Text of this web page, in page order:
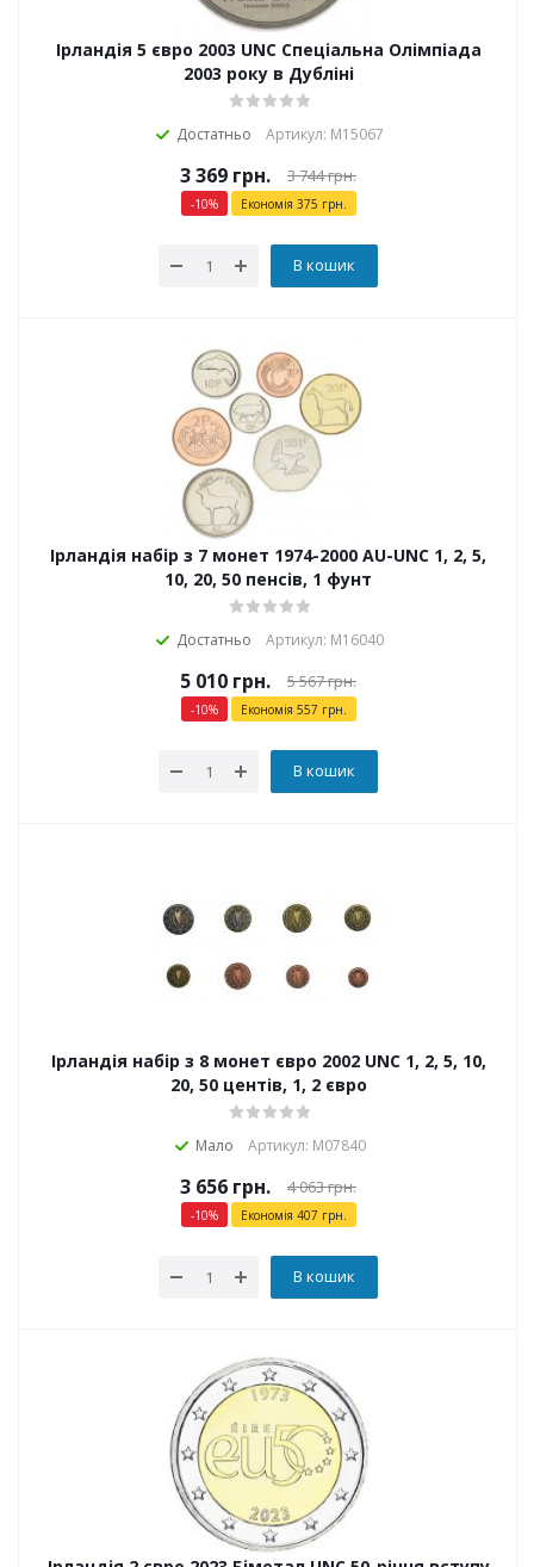
Ірландія 5 євро 2003 UNC Спеціальна Олімпіада
2003 року в Дубліні
Достатньо Артикул: М15067
3 369 грн. 3 744грн.
-10% Економія 375 грн.
В кошик
Ірландія набір з 7 монет 1974-2000 AU-UNC 1, 2, 5,
10, 20, 50 пенсів, 1 фунт
Достатньо Артикул: М16040
5 010 грн. 5 567грн.
-10% Економія 557 грн.
В кошик
Ірландія набір з 8 монет євро 2002 UNC 1, 2, 5, 10,
20, 50 центів, 1, 2 євро
Мало Артикул: М07840
3 656 грн. 4 063грн.
-10% Економія 407 грн.
В кошик